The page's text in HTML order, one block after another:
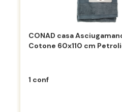
CONAD casa
Cotone 60x110 cm
1 conf